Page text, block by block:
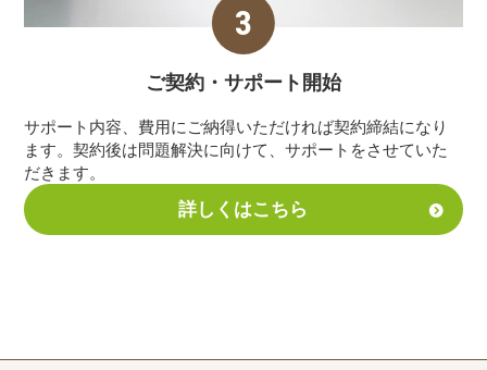
ご契約・サポート 開始
サポート内容、費用にご納得いただければ契約締結になり
ます。契約後は問題解決に向けて、サポートをさせていた
だきます。
詳しくはこちら